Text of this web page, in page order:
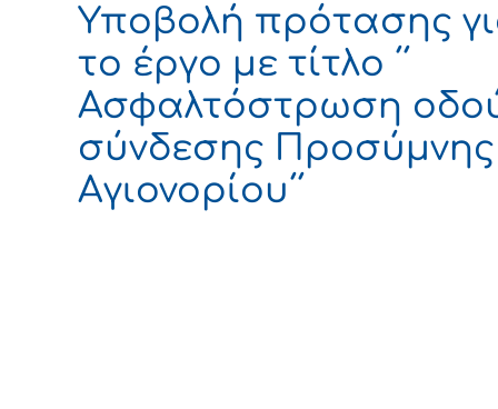
Υποβολή πρότασης
το έργο με τίτλο ΄΄
Ασφαλτόστρωση
σύνδεσης Προσύμνης
Αγιονορίου΄΄